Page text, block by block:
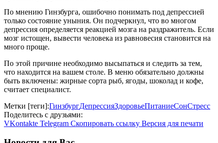
По мнению Гинзбурга, ошибочно понимать под депрессией
только состояние уныния. Он подчеркнул, что во многом
депрессия определяется реакцией мозга на раздражитель. Если
мозг истощен, вывести человека из равновесия становится на
много проще.
По этой причине необходимо высыпаться и следить за тем,
что находится на вашем столе. В меню обязательно должны
быть включены: жирные сорта рыб, ягоды, шоколад и кофе,
считает специалист.
Метки [теги]:ГинзбургДепрессияЗдоровьеПитаниеСонСтресс
Поделитесь с друзьями:
VKontakte Telegram Скопировать ссылку Версия для печати